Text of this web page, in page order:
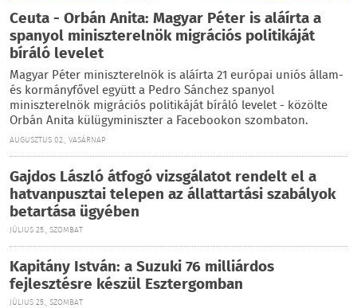
Ceuta - Orbán Anita: Magyar Péter is aláírta a
spanyol miniszterelnök migrációs politikáját
bíráló levelet
Magyar Péter miniszterelnök is aláírta 21 európai uniós állam-
és kormányfővel együtt a Pedro Sánchez spanyol
miniszterelnök migrációs politikáját bíráló levelet - közölte
Orbán Anita külügyminiszter a Facebookon szombaton.
AUGUSZTUS 02., VASÁRNAP
Gajdos László átfogó vizsgálatot rendelt el a
hatvanpusztai telepen az állattartási szabályok
betartása ügyében
JÚLIUS 25., SZOMBAT
Kapitány István: a Suzuki 76 milliárdos
fejlesztésre készül Esztergomban
JÚLIUS 25., SZOMBAT